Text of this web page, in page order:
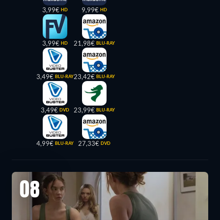
3,99€ HD
3,99€ HD
3,49€ BLU-RAY
3,49€ DVD
4,99€ BLU-RAY
9,99€ HD
21,98€ BLU-RAY
23,42€ BLU-RAY
23,99€ BLU-RAY
27,33€ DVD
08